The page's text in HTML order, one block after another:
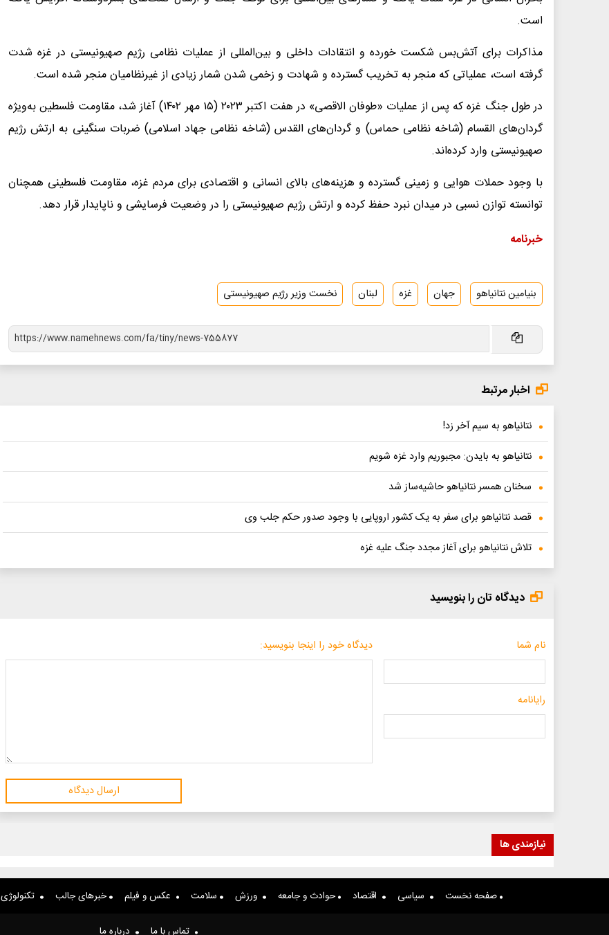
است.
مذاکرات برای آتش‌بس شکست خورده و انتقادات داخلی و بین‌المللی از عملیات نظامی رژیم صهیونیستی در غزه شدت
گرفته است، عملیاتی که منجر به تخریب گسترده و شهادت و زخمی شدن شمار زیادی از غیرنظامیان منجر شده است.
در طول جنگ غزه که پس از عملیات «طوفان الاقصی» در هفت اکتبر ۲۰۲۳ (۱۵ مهر ۱۴۰۲) آغاز شد، مقاومت فلسطین به‌ویژه
گردان‌های القسام (شاخه نظامی حماس) و گردان‌های القدس (شاخه نظامی جهاد اسلامی) ضربات سنگینی به ارتش رژیم
صهیونیستی وارد کرده‌اند.
با وجود حملات هوایی و زمینی گسترده و هزینه‌های بالای انسانی و اقتصادی برای مردم غزه، مقاومت فلسطینی همچنان
توانسته توازن نسبی در میدان نبرد حفظ کرده و ارتش رژیم صهیونیستی را در وضعیت فرسایشی و ناپایدار قرار دهد.
خبرنامه
بنیامین نتانیاهو جهان غزه لبنان نخست وزیر رژیم صهیونیستی
اخبار مرتبط
نتانیاهو به سیم آخر زد!
نتانیاهو به بایدن: مجبوریم وارد غزه شویم
سخنان همسر نتانیاهو حاشیه‌ساز شد
قصد نتانیاهو برای سفر به یک کشور اروپایی با وجود صدور حکم جلب وی
تلاش نتانیاهو برای آغاز مجدد جنگ علیه غزه
دیدگاه تان را بنویسید
نام شما
رایانامه
دیدگاه خود را اینجا بنویسید:
ارسال دیدگاه
نیازمندی ها
صفحه نخست سیاسی اقتصاد حوادث و جامعه ورزش سلامت عکس و فیلم خبرهای جالب تکنولوژی
تماس با ما درباره ما